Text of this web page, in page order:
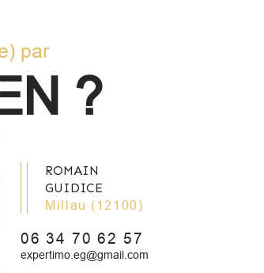
par
?
ROMAIN
GUIDICE
Millau (12100)
06 34 70 62 57
expertimo.eg@gmail.com